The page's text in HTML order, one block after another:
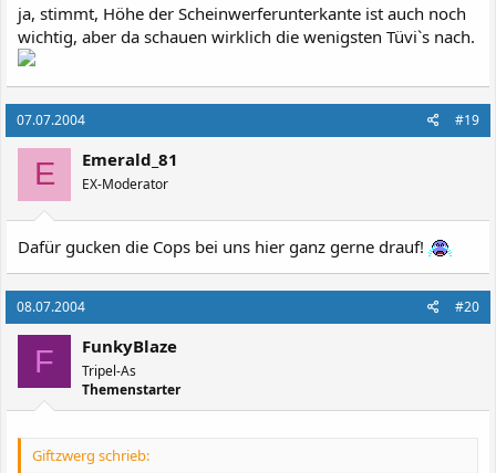
ja, stimmt, Höhe der Scheinwerferunterkante ist auch noch
wichtig, aber da schauen wirklich die wenigsten Tüvi`s nach.
07.07.2004 #19
E Emerald_81
EX-Moderator
Dafür gucken die Cops bei uns hier ganz gerne drauf!
08.07.2004 #20
F FunkyBlaze
Tripel-As
Themenstarter
Giftzwerg schrieb: